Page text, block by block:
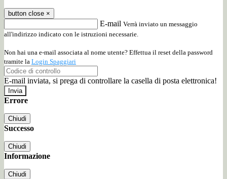
button close ×
E-mail Verrà inviato un messaggio
all'indirizzo indicato con le istruzioni necessarie.
Non hai una e-mail associata al nome utente? Effettua il reset della password
tramite la Login Spaggiari
E-mail inviata, si prega di controllare la casella di posta elettronica!
Errore
Chiudi
Successo
Chiudi
Informazione
Chiudi